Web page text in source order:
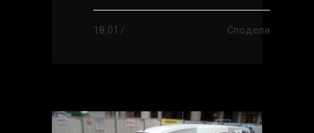
18:01 / Сподели